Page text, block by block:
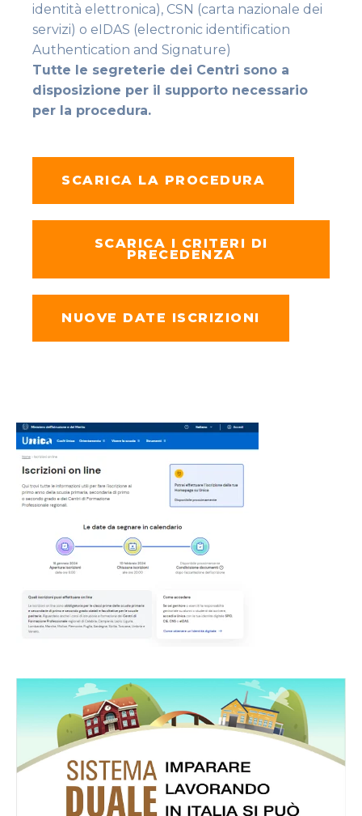
identità elettronica), CSN (carta nazionale dei
servizi) o eIDAS (electronic identification
Authentication and Signature)
Tutte le segreterie dei Centri sono a
disposizione per il supporto necessario
per la procedura.
SCARICA LA PROCEDURA
SCARICA I CRITERI DI
PRECEDENZA
NUOVE DATE ISCRIZIONI